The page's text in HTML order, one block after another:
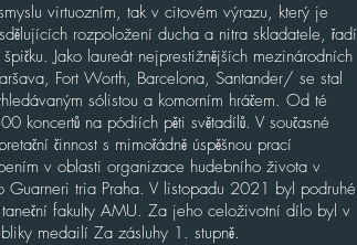
virtuozním, tak v citovém výrazu, který je
rozpoložení ducha a nitra skladatele, řadí
Jako laureát nejprestižnějších mezinárodních
Fort Worth, Barcelona, Santander/ se stal
sólistou a komorním hráčem. Od té
koncertů na pódiích pěti světadílů. V současné
činnost s mimořádně úspěšnou prací
v oblasti organizace hudebního života v
Guarneri tria Praha. V listopadu 2021 byl podruhé
fakulty AMU. Za jeho celoživotní dílo byl v
medailí Za zásluhy 1. stupně.